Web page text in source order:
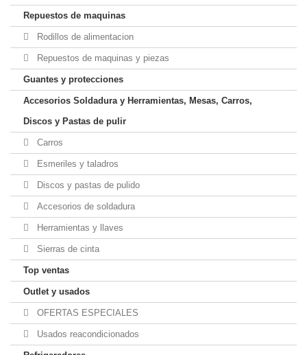
Repuestos de maquinas
Rodillos de alimentacion
Repuestos de maquinas y piezas
Guantes y protecciones
Accesorios Soldadura y Herramientas, Mesas, Carros,
Discos y Pastas de pulir
Carros
Esmeriles y taladros
Discos y pastas de pulido
Accesorios de soldadura
Herramientas y llaves
Sierras de cinta
Top ventas
Outlet y usados
OFERTAS ESPECIALES
Usados reacondicionados